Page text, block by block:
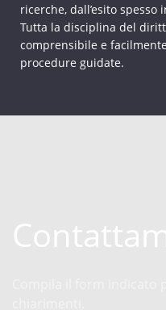
ricerche, dall’esito
Tutta la disciplina del
comprensibile e
procedure guidate.